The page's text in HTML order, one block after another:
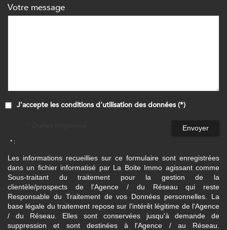
Votre message
J'accepte les conditions d'utilisation des données (*)
Envoyer
* :
Les informations recueillies sur ce formulaire sont enregistrées
dans un fichier informatisé par La Boite Immo agissant comme
Sous-traitant du traitement pour la gestion de la
clientèle/prospects de l'Agence / du Réseau qui reste
Responsable du Traitement de vos Données personnelles. La
base légale du traitement repose sur l'intérêt légitime de l'Agence
/ du Réseau. Elles sont conservées jusqu'à demande de
suppression et sont destinées à l'Agence / au Réseau.